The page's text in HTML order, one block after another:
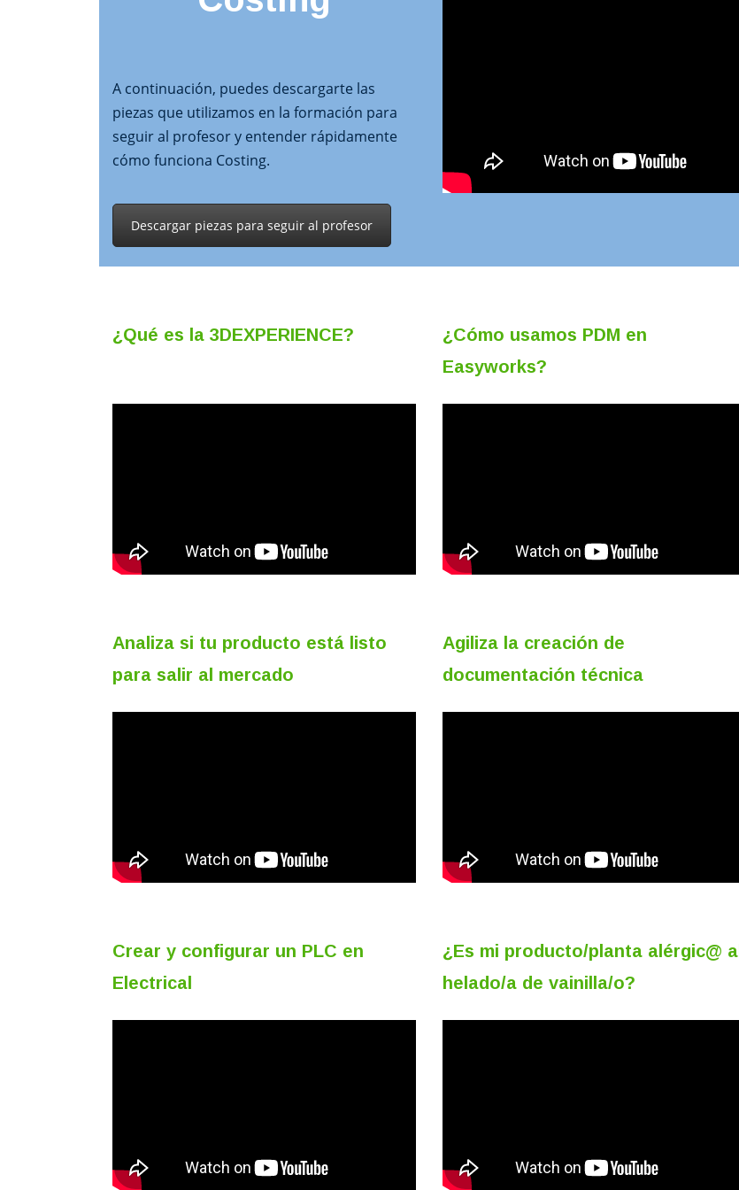
A continuación, puedes descargarte las
piezas que utilizamos en la formación para
seguir al profesor y entender rápidamente
cómo funciona Costing.
Descargar piezas para seguir al profesor
¿Qué es la 3DEXPERIENCE?
¿Cómo usamos PDM en
Easyworks?
Analiza si tu producto está listo
para salir al mercado
Agiliza la creación de
documentación técnica
Crear y configurar un PLC en
Electrical
¿Es mi producto/planta alérgic@ al
helado/a de vainilla/o?